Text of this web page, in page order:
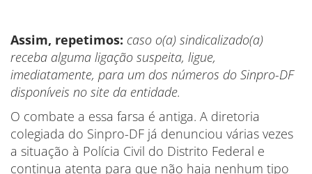
Assim, repetimos: caso o(a) sindicalizado(a)
receba alguma ligação suspeita, ligue,
imediatamente, para um dos números do Sinpro-DF
disponíveis no site da entidade.
O combate a essa farsa é antiga. A diretoria
colegiada do Sinpro-DF já denunciou várias vezes
a situação à Polícia Civil do Distrito Federal e
continua atenta para que não haja nenhum tipo